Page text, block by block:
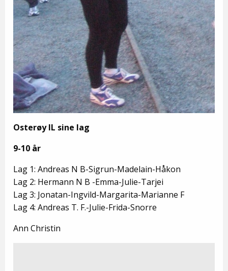
Osterøy IL sine lag
9-10 år
Lag 1: Andreas N B-Sigrun-Madelain-Håkon
Lag 2: Hermann N B -Emma-Julie-Tarjei
Lag 3: Jonatan-Ingvild-Margarita-Marianne F
Lag 4: Andreas T. F.-Julie-Frida-Snorre
Ann Christin